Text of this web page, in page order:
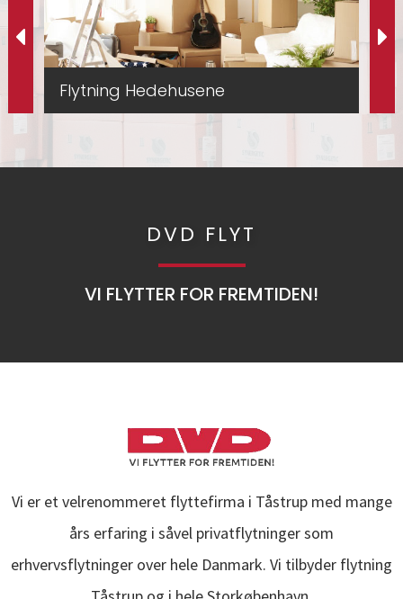
Flytning Hedehusene
DVD FLYT
VI FLYTTER FOR FREMTIDEN!
Vi er et velrenommeret flyttefirma i Tåstrup med mange
års erfaring i såvel privatflytninger som
erhvervsflytninger over hele Danmark. Vi tilbyder flytning